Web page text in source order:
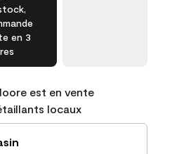
en 3
est en vente
locaux